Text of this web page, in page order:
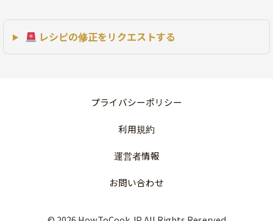
レシピの修正をリクエストする
プライバシーポリシー
利用規約
運営者情報
お問い合わせ